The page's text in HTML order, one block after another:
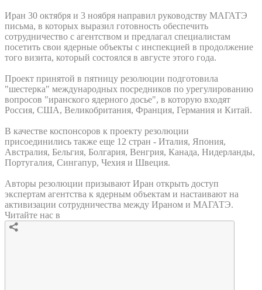
Иран 30 октября и 3 ноября направил руководству МАГАТЭ
письма, в которых выразил готовность обеспечить
сотрудничество с агентством и предлагал специалистам
посетить свои ядерные объекты с инспекцией в продолжение
того визита, который состоялся в августе этого года.
Проект принятой в пятницу резолюции подготовила
"шестерка" международных посредников по урегулированию
вопросов "иранского ядерного досье", в которую входят
Россия, США, Великобритания, Франция, Германия и Китай.
В качестве коспонсоров к проекту резолюции
присоединились также еще 12 стран - Италия, Япония,
Австралия, Бельгия, Болгария, Венгрия, Канада, Нидерланды,
Португалия, Сингапур, Чехия и Швеция.
Авторы резолюции призывают Иран открыть доступ
экспертам агентства к ядерным объектам и настаивают на
активизации сотрудничества между Ираном и МАГАТЭ.
Читайте нас в